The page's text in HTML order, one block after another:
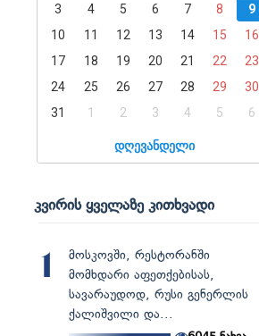
3
4 5 6 7 8
9
10
11 12 13 14 15
16
17
18 19 20 21 22
23
24
25 26 27 28 29
30
31
1 2 3 4 5 6
დღევანდელი
კვირის ყველაზე კითხვადი
1
მოსკოვში, რესტორანში
მომხდარი აფეთქებისას,
სავარაუდოდ, რუსი გენერლის
ქალიშვილი და...